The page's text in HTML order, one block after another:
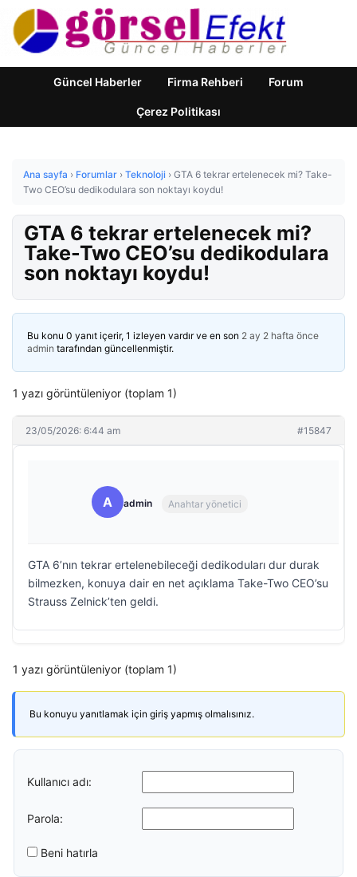
Güncel Haberler Firma Rehberi Forum
Çerez Politikası
Ana sayfa › Forumlar › Teknoloji › GTA 6 tekrar ertelenecek mi? Take-
Two CEO’su dedikodulara son noktayı koydu!
GTA 6 tekrar ertelenecek mi?
Take-Two CEO’su dedikodulara
son noktayı koydu!
Bu konu 0 yanıt içerir, 1 izleyen vardır ve en son 2 ay 2 hafta önce
admin tarafından güncellenmiştir.
1 yazı görüntüleniyor (toplam 1)
23/05/2026: 6:44 am #15847
A admin Anahtar yönetici
GTA 6’nın tekrar ertelenebileceği dedikoduları dur durak
bilmezken, konuya dair en net açıklama Take-Two CEO’su
Strauss Zelnick’ten geldi.
1 yazı görüntüleniyor (toplam 1)
Bu konuyu yanıtlamak için giriş yapmış olmalısınız.
Kullanıcı adı:
Parola:
Beni hatırla